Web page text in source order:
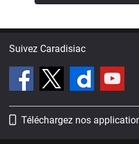
Suivez Caradisiac
Téléchargez nos